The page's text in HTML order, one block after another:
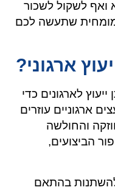
ואף לשקול לשכור
מומחית שתעשה לכם
ארגוני?
לארגונים כדי
ארגוניים עוזרים
והחולשה
הביצועים,
להשתנות בהתאם